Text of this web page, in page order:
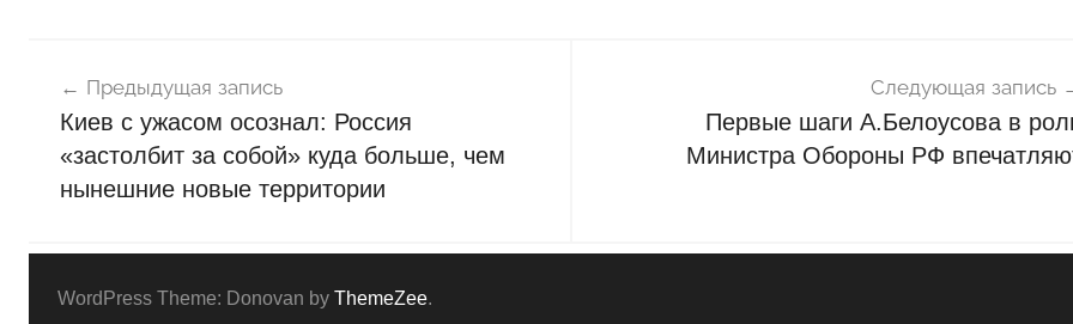
о
в
о
с
по
записям
Предыдущая запись
Киев с ужасом осознал: Россия
«застолбит за собой» куда больше, чем
нынешние новые территории
Следующая запись
Первые шаги А.Белоусова в
Министра Обороны РФ
WordPress Theme: Donovan by ThemeZee.